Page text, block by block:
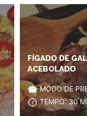
FÍGADO DE
ACEBOLADO
MODO DE
TEMPO: 30